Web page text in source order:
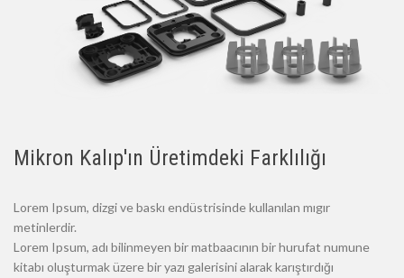
Mikron Kalıp'ın Üretimdeki Farklılığı
Lorem Ipsum, dizgi ve baskı endüstrisinde kullanılan mıgır
metinlerdir.
Lorem Ipsum, adı bilinmeyen bir matbaacının bir hurufat numune
kitabı oluşturmak üzere bir yazı galerisini alarak karıştırdığı